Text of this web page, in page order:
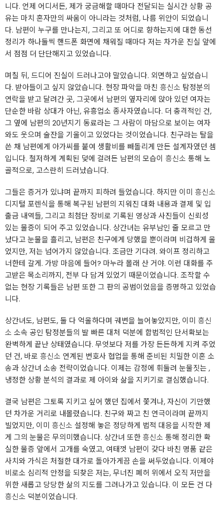
니다. 언제 어디서든, 제가 궁금해할 때마다 전달되는 실시간 상황 공
유는 마치 혼자만의 싸움이 아니라는 것처럼, 나름 위안이 되었습니
다. 남편이 누구를 만나는지, 그리고 또 어디로 향하는지에 대한 동선
정리가 하나둘씩 핸드폰 화면에 채워질 때마다 저는 차가운 진실 앞에
서 점점 더 단단해지고 있었습니다.
며칠 뒤, 드디어 진실이 드러나고야 말았습니다. 외면하고 싶었습니
다. 받아들이고 싶지 않았습니다. 현장 파악을 마친 흥신소 탐정분의
연락을 받고 달려간 곳, 그곳에서 남편의 옆자리에 앉아 있던 여자는
단순한 바람 상대가 아닌, 유흥업소 종사자였습니다. 더 충격적인 건,
그 옆에 남편의 20년지기 동료라는 그 사람이 마담으로 보이는 여자
와도 웃으며 술잔을 기울이고 있었다는 것이었습니다. 친구라는 탈을
쓴 채 남편에게 아가씨를 붙여 생활비를 빼돌리게 만든 설계자였던 셈
입니다. 철저하게 계획된 덫에 걸려든 남편의 모습이 흥신소 통해 노
골적으로, 고스란히 드러났습니다.
그들은 증거가 있냐며 끝까지 피하려 들었습니다. 하지만 이미 흥신소
디지털 포렌식을 통해 복구된 남편의 지워진 대화 내용과 결제 및 입
출금 내역들, 그리고 최첨단 장비로 기록된 영상과 사진들이 신뢰성
있는 물증이 되어 주고 있었습니다. 상간녀는 유부남인 줄 모르고 만
났다고 눈물을 흘리고, 남편은 친구에게 당했을 뿐이라며 비겁하게 울
었지만, 저는 넘어가지 않았습니다. 조금만 기다려. 와이프 정리하고
너한테 갈게. 가방 마음에 들어? 마누라 몰래 산 거야. 이런 대화를 주
고받은 목소리까지, 전부 다 담겨 있었기 때문이었습니다. 조작할 수
없는 현장 기록들은 남편 또한 그 판의 공범이었음을 증명하고 있었습
니다.
상간녀도, 남편도, 둘 다 억울하다며 궤변을 늘어놓았지만, 이미 흥신
소 소속 공인 탐정분들의 발 빠른 대처 덕분에 합법적인 단서확보는
완벽하게 끝난 상태였습니다. 무엇보다 저를 가장 든든하게 지켜 주었
던 건, 바로 흥신소 연계된 변호사 협업을 통해 준비된 치밀한 이혼 소
송과 상간녀 소송 전략이었습니다. 이제는 감정에 휘둘려 눈물짓는 ,
냉정한 상황 분석의 결과로 제 아이와 삶을 지키기로 결심했습니다.
결국 남편은 그토록 지키고 싶어 했던 집에서 쫓겨나, 자신이 기만했
던 차가운 거리로 내몰렸습니다. 친구와 짜고 친 연극이라며 끝까지
빌었지만, 이미 흥신소 설정해 놓은 정당하게 법적 대응을 시작한 제
게 그의 눈물은 무의미했습니다. 상간녀 또한흥신소 통해 정리한 확
실한 물증 앞에서 고개를 숙였고, 여태껏 남편이 갖다 바친 명품 같은
사치와 가식은 처절한 대가로 돌아가게끔 손을 써두었습니다. 이제야
비로소 심리적 안정을 되찾은 저는, 무너진 폐허 위에서 오직 저만을
위한 새롭고 당당한 삶의 지도를 그려나가고 있습니다. 이 모든 건 다
흥신소 덕분이었습니다.